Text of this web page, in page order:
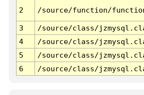
2 /source/function/
3 /source/class/
4
/source/class/
5
/source/class/
6
/source/class/